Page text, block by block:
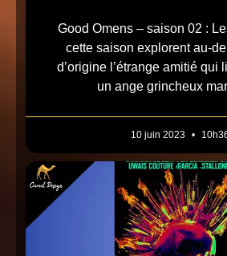
Good Omens – saison 02 :
cette saison explorent au-
d’origine l’étrange amitié qui
un ange grincheux
10 juin 2023